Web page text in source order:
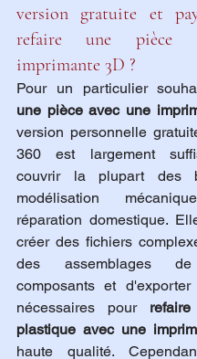
version gratuite et
refaire une pièce
imprimante 3D ?
Pour un particulier
une pièce avec une
version personnelle
360 est largement
couvrir la plupart des
modélisation
réparation domestique.
créer des fichiers
des assemblages
composants et
nécessaires pour
plastique avec une
haute qualité.